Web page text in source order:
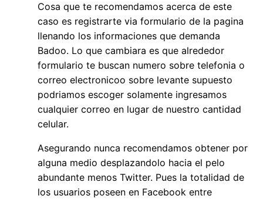
Cosa que te recomendamos acerca de este
caso es registrarte via formulario de la pagina
llenando los informaciones que demanda
Badoo. Lo que cambiara es que alrededor
formulario te buscan numero sobre telefonia o
correo electronicoo sobre levante supuesto
podri­amos escoger solamente ingresamos
cualquier correo en lugar de nuestro cantidad
celular.
Asegurando nunca recomendamos obtener por
alguna medio desplazandolo hacia el pelo
abundante menos Twitter. Pues la totalidad de
los usuarios poseen en Facebook entre